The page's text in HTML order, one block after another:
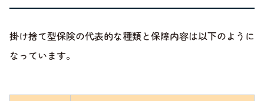
掛け捨て型保険の代表的な種類と保障内容は以下のように
なっています。